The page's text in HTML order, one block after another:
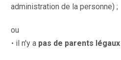
administration de la personne) ;
ou
il n'y a pas de parents légaux